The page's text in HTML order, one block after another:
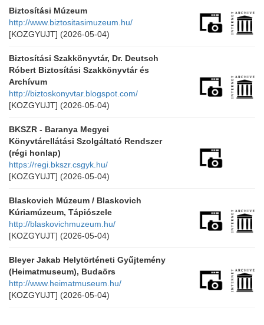
Biztosítási Múzeum
http://www.biztositasimuzeum.hu/
[KOZGYUJT] (2026-05-04)
Biztosítási Szakkönyvtár, Dr. Deutsch
Róbert Biztosítási Szakkönyvtár és
Archívum
http://biztoskonyvtar.blogspot.com/
[KOZGYUJT] (2026-05-04)
BKSZR - Baranya Megyei
Könyvtárellátási Szolgáltató Rendszer
(régi honlap)
https://regi.bkszr.csgyk.hu/
[KOZGYUJT] (2026-05-04)
Blaskovich Múzeum / Blaskovich
Kúriamúzeum, Tápiószele
http://blaskovichmuzeum.hu/
[KOZGYUJT] (2026-05-04)
Bleyer Jakab Helytörténeti Gyűjtemény
(Heimatmuseum), Budaörs
http://www.heimatmuseum.hu/
[KOZGYUJT] (2026-05-04)